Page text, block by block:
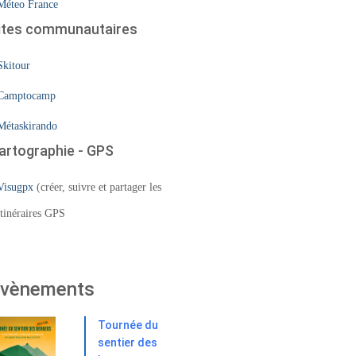
France
communautaires
- GPS
(créer, suivre et partager les
GPS
Tournée du
sentier des